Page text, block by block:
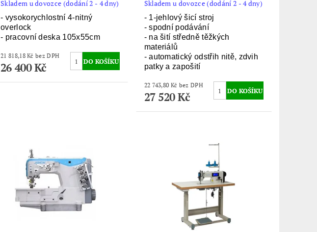
Skladem u dovozce (dodání 2 - 4 dny)
- vysokorychlostní 4-nitný
overlock
- pracovní deska 105x55cm
21 818,18 Kč bez DPH
26 400 Kč
Skladem u dovozce (dodání 2 - 4 dny)
- 1-jehlový šicí stroj
- spodní podávání
- na šití středně těžkých
materiálů
- automatický odstřih nitě, zdvih
patky a zapošití
22 743,80 Kč bez DPH
27 520 Kč